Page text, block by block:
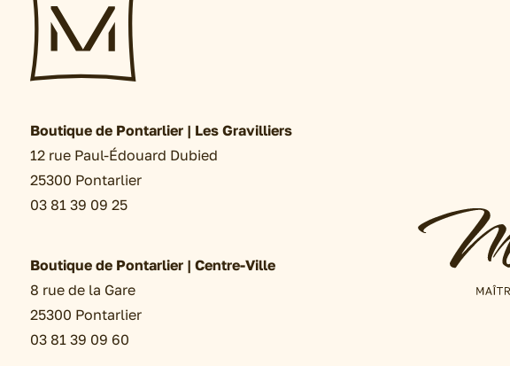
Boutique de Pontarlier | Les Gravilliers
12 rue Paul-Édouard Dubied
25300 Pontarlier
03 81 39 09 25
Boutique de Pontarlier | Centre-Ville
8 rue de la Gare
25300 Pontarlier
03 81 39 09 60